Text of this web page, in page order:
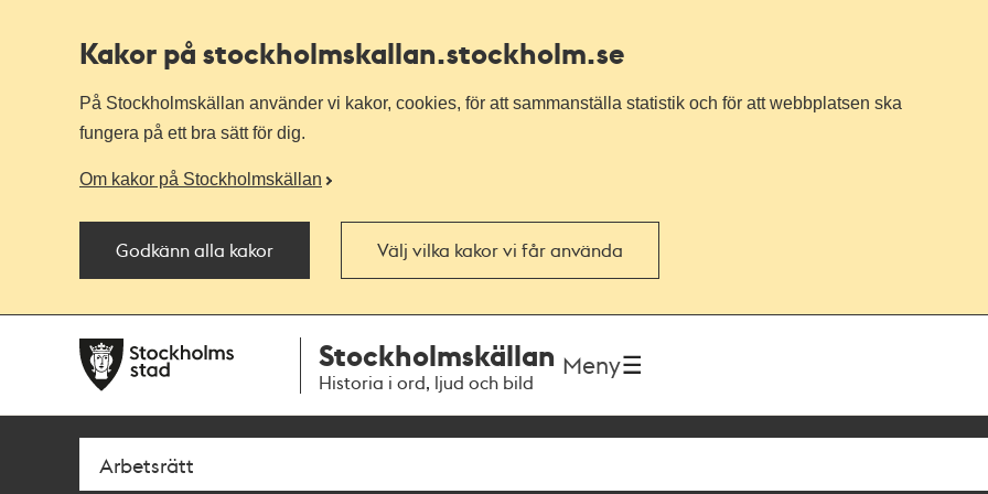
Kakor på stockholmskallan.stockholm.se
På Stockholmskällan använder vi kakor, cookies, för att sammanställa statistik och för att webbplatsen ska
fungera på ett bra sätt för dig.
Om kakor på Stockholmskällan
Godkänn alla kakor Välj vilka kakor vi får använda
navigationen
huvudinnehållet
Stockholmskällan
Historia i ord, ljud och bild
Meny
Sök